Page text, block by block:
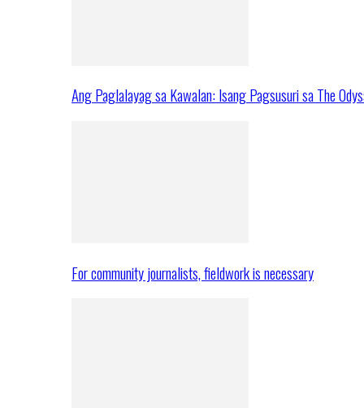
Ang Paglalayag sa Kawalan: Isang Pagsusuri sa The
For community journalists, fieldwork is necessary